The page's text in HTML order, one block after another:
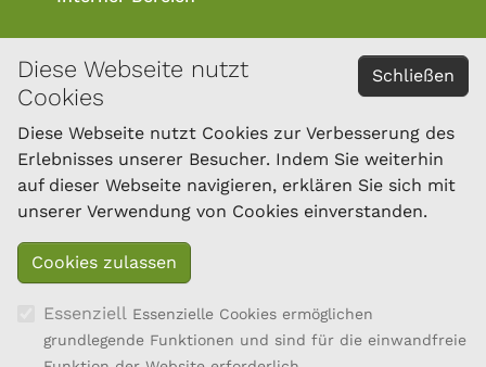
Schließen
Diese Webseite nutzt
Cookies
Diese Webseite nutzt Cookies zur Verbesserung des
Erlebnisses unserer Besucher. Indem Sie weiterhin
auf dieser Webseite navigieren, erklären Sie sich mit
unserer Verwendung von Cookies einverstanden.
Essenziell Essenzielle Cookies ermöglichen
grundlegende Funktionen und sind für die einwandfreie
KONTAKT
Österreichischer Bundesverband für Schafe und
Ziegen
Dresdner Straße 89/B1/18
1200 Wien
Tel.: 01/334 17 21-40